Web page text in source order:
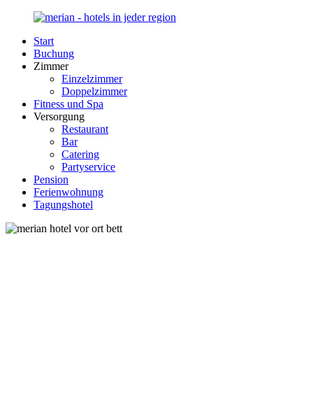
Zurück
Inhalt
Merian-
Hotel.de
Portal
Unterkunft
Deutschland
Start
Buchung
Zimmer
Einzelzimmer
Doppelzimmer
Fitness und Spa
Versorgung
Restaurant
Bar
Catering
Partyservice
Pension
Ferienwohnung
Tagungshotel